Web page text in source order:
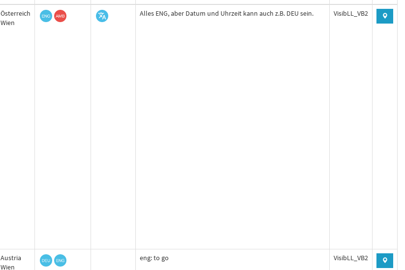
Österreich
Wien
Alles ENG, aber Datum und Uhrzeit kann auch z.B. DEU sein. VisibLL_VB2
Austria
Wien
eng: to go VisibLL_VB2